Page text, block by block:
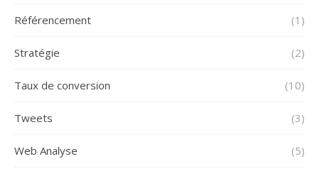
Référencement (1)
Stratégie (2)
Taux de conversion (10)
Tweets (3)
Web Analyse (5)